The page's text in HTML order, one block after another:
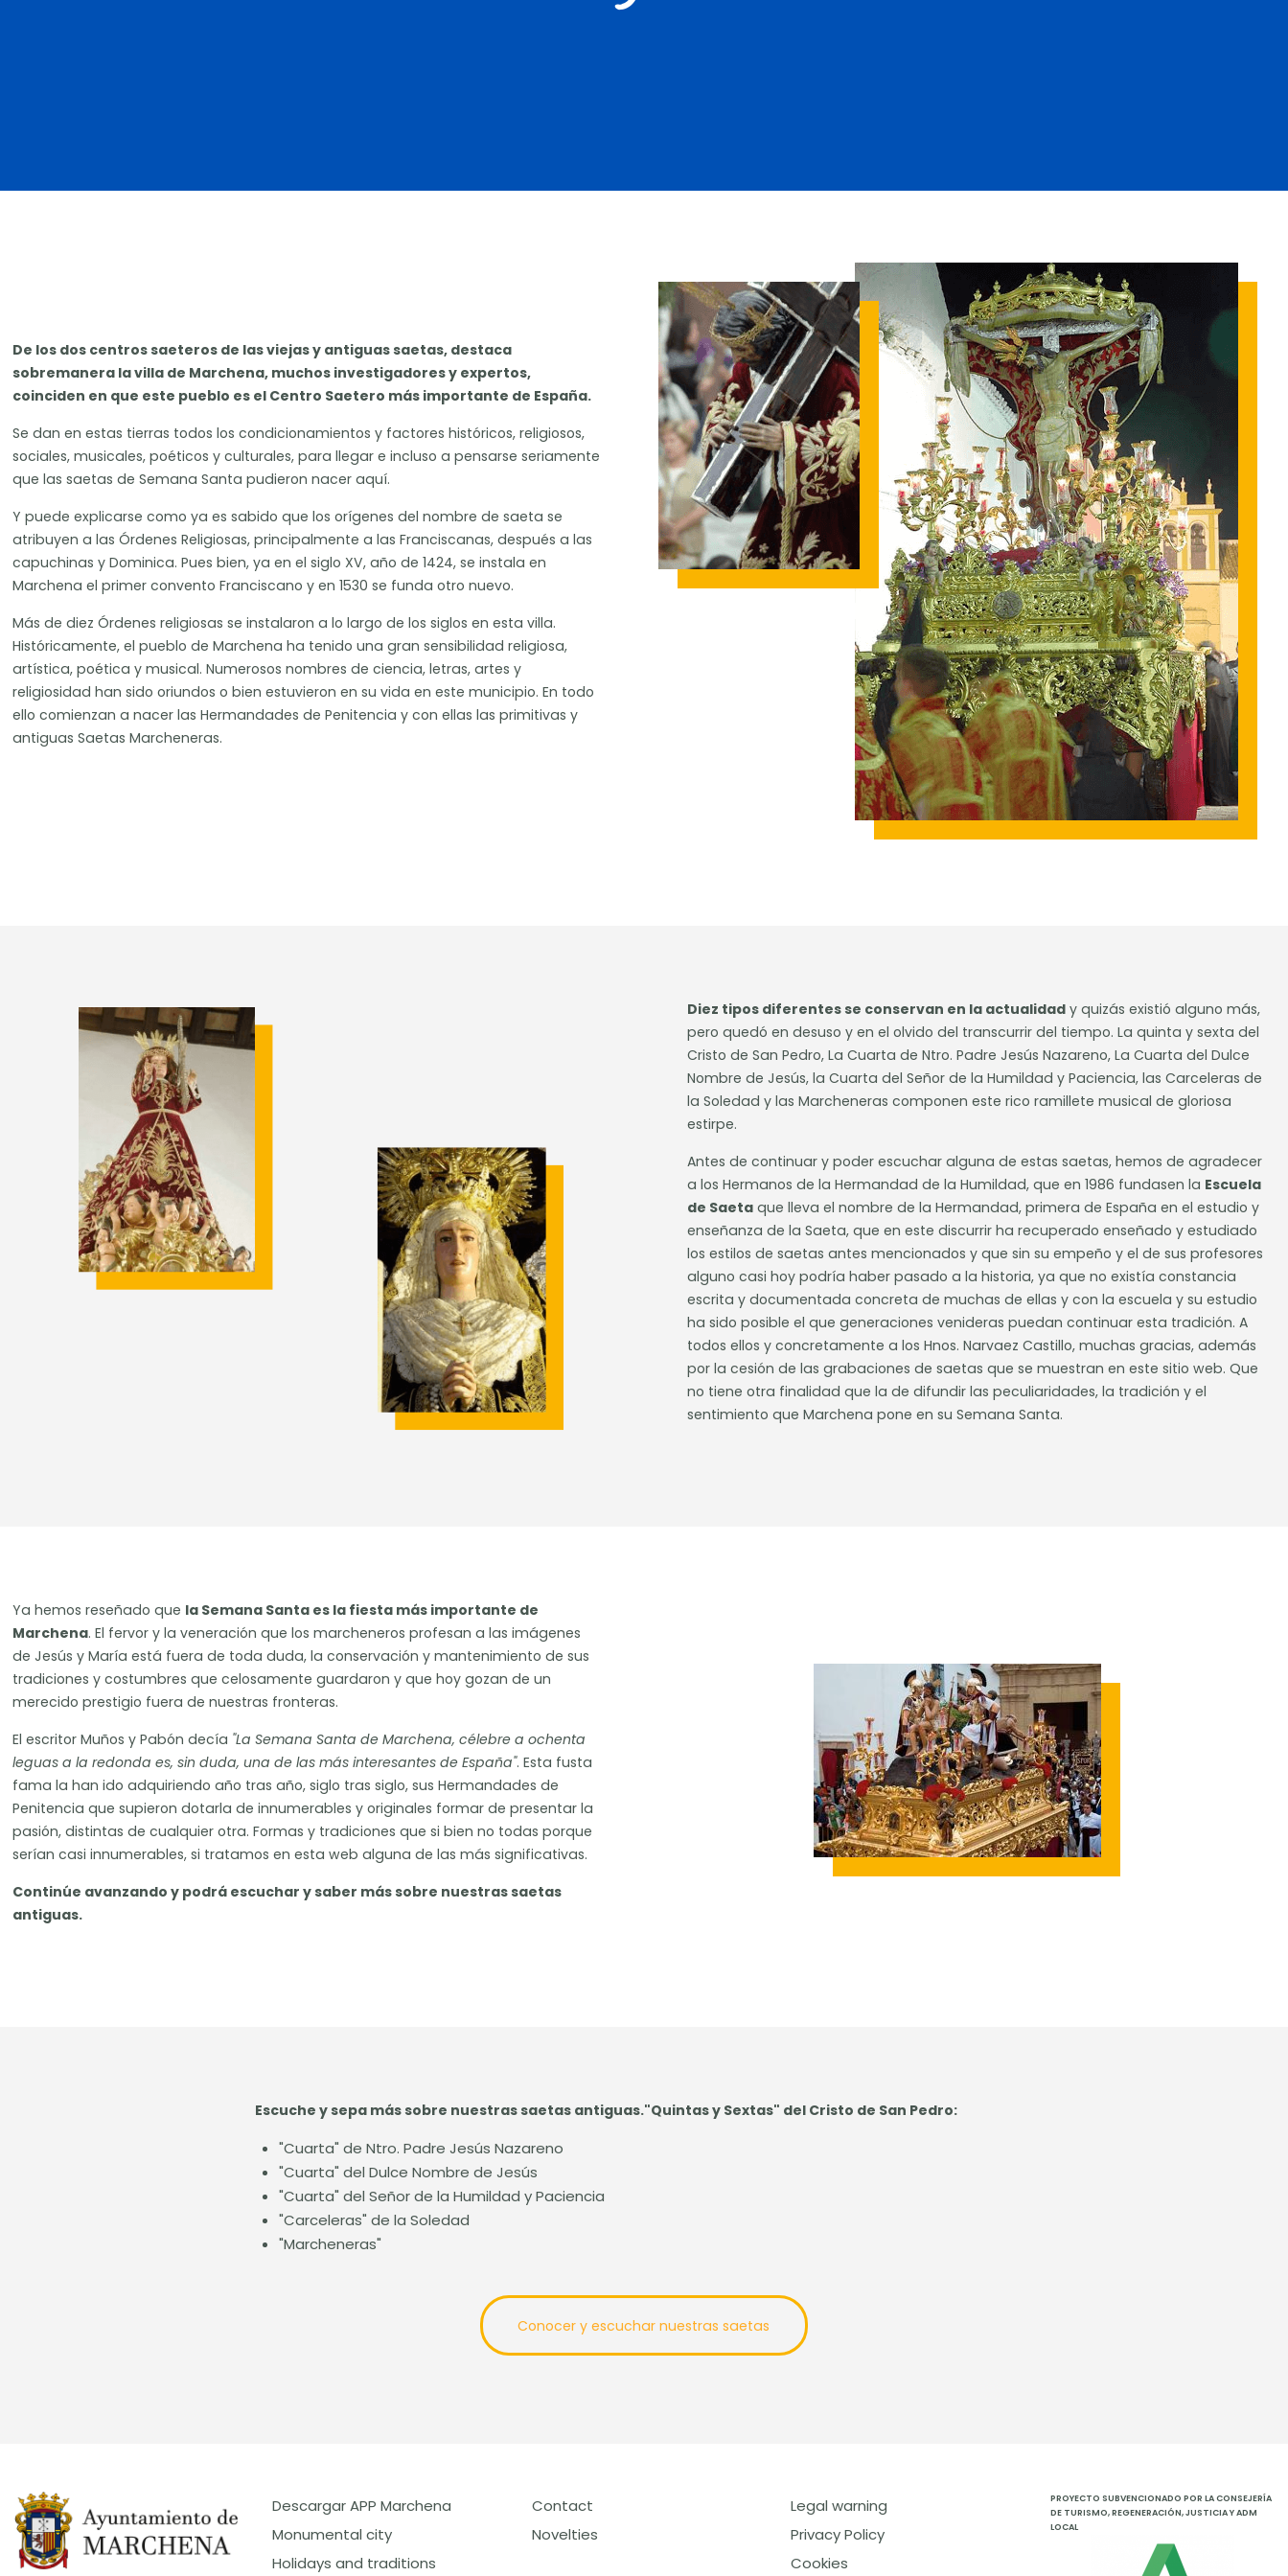
De los dos centros saeteros de las viejas y antiguas saetas, destaca
sobremanera la villa de Marchena, muchos investigadores y expertos,
coinciden en que este pueblo es el Centro Saetero más importante de España.
Se dan en estas tierras todos los condicionamientos y factores históricos, religiosos,
sociales, musicales, poéticos y culturales, para llegar e incluso a pensarse seriamente
que las saetas de Semana Santa pudieron nacer aquí.
Y puede explicarse como ya es sabido que los orígenes del nombre de saeta se
atribuyen a las Órdenes Religiosas, principalmente a las Franciscanas, después a las
capuchinas y Dominica. Pues bien, ya en el siglo XV, año de 1424, se instala en
Marchena el primer convento Franciscano y en 1530 se funda otro nuevo.
Más de diez Órdenes religiosas se instalaron a lo largo de los siglos en esta villa.
Históricamente, el pueblo de Marchena ha tenido una gran sensibilidad religiosa,
artística, poética y musical. Numerosos nombres de ciencia, letras, artes y
religiosidad han sido oriundos o bien estuvieron en su vida en este municipio. En todo
ello comienzan a nacer las Hermandades de Penitencia y con ellas las primitivas y
antiguas Saetas Marcheneras.
Diez tipos diferentes se conservan en la actualidad y quizás existió alguno más,
pero quedó en desuso y en el olvido del transcurrir del tiempo. La quinta y sexta del
Cristo de San Pedro, La Cuarta de Ntro. Padre Jesús Nazareno, La Cuarta del Dulce
Nombre de Jesús, la Cuarta del Señor de la Humildad y Paciencia, las Carceleras de
la Soledad y las Marcheneras componen este rico ramillete musical de gloriosa
estirpe.
Antes de continuar y poder escuchar alguna de estas saetas, hemos de agradecer
a los Hermanos de la Hermandad de la Humildad, que en 1986 fundasen la Escuela
de Saeta que lleva el nombre de la Hermandad, primera de España en el estudio y
enseñanza de la Saeta, que en este discurrir ha recuperado enseñado y estudiado
los estilos de saetas antes mencionados y que sin su empeño y el de sus profesores
alguno casi hoy podría haber pasado a la historia, ya que no existía constancia
escrita y documentada concreta de muchas de ellas y con la escuela y su estudio
ha sido posible el que generaciones venideras puedan continuar esta tradición. A
todos ellos y concretamente a los Hnos. Narvaez Castillo, muchas gracias, además
por la cesión de las grabaciones de saetas que se muestran en este sitio web. Que
no tiene otra finalidad que la de difundir las peculiaridades, la tradición y el
sentimiento que Marchena pone en su Semana Santa.
Ya hemos reseñado que la Semana Santa es la fiesta más importante de
Marchena. El fervor y la veneración que los marcheneros profesan a las imágenes
de Jesús y María está fuera de toda duda, la conservación y mantenimiento de sus
tradiciones y costumbres que celosamente guardaron y que hoy gozan de un
merecido prestigio fuera de nuestras fronteras.
El escritor Muños y Pabón decía "La Semana Santa de Marchena, célebre a ochenta
leguas a la redonda es, sin duda, una de las más interesantes de España". Esta fusta
fama la han ido adquiriendo año tras año, siglo tras siglo, sus Hermandades de
Penitencia que supieron dotarla de innumerables y originales formar de presentar la
pasión, distintas de cualquier otra. Formas y tradiciones que si bien no todas porque
serían casi innumerables, si tratamos en esta web alguna de las más significativas.
Continúe avanzando y podrá escuchar y saber más sobre nuestras saetas
antiguas.
Escuche y sepa más sobre nuestras saetas antiguas."Quintas y Sextas" del Cristo de San Pedro:
"Cuarta" de Ntro. Padre Jesús Nazareno
"Cuarta" del Dulce Nombre de Jesús
"Cuarta" del Señor de la Humildad y Paciencia
"Carceleras" de la Soledad
"Marcheneras"
Conocer y escuchar nuestras saetas
Descargar APP Marchena
Monumental city
Holidays and traditions
Contact
Novelties
Legal warning
Privacy Policy
Cookies
PROYECTO SUBVENCIONADO POR LA CONSEJERÍA
DE TURISMO, REGENERACIÓN, JUSTICIA Y ADM
LOCAL